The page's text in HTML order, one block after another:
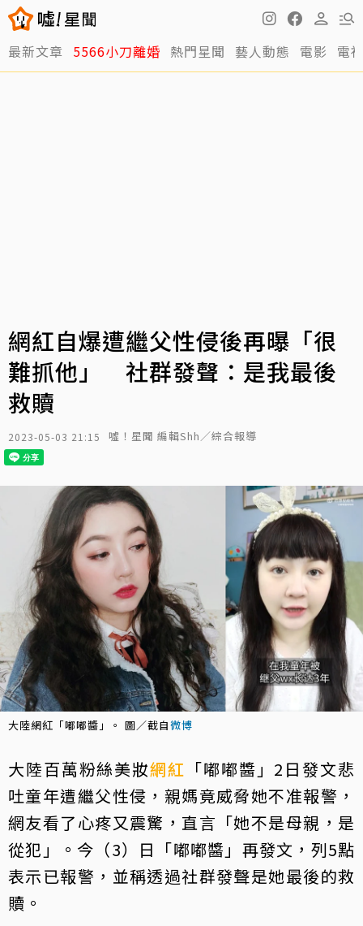
最新文章 5566小刀離婚 熱門星聞 藝人動態 電影 電
網紅自爆遭繼父性侵後再曝「很
難抓他」 社群發聲：是我最後
救贖
2023-05-03 21:15 噓！星聞 編輯Shh／綜合報導
大陸網紅「嘟嘟醬」。 圖／截自微博
大陸百萬粉絲美妝網紅 「嘟嘟醬」2日發文悲
吐童年遭繼父性侵，親媽竟威脅她不准報警，
網友看了心疼又震驚，直言「她不是母親，是
從犯」。今（3）日「嘟嘟醬」再發文，列5點
表示已報警，並稱透過社群發聲是她最後的救
贖。